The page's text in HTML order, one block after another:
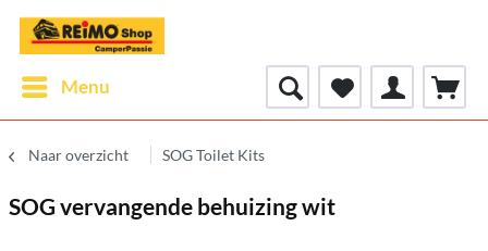
Menu
Naar overzicht SOG Toilet Kits
SOG vervangende behuizing wit